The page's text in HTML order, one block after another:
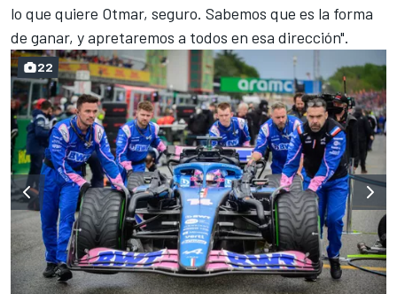
lo que quiere Otmar, seguro. Sabemos que es la forma
de ganar, y apretaremos a todos en esa dirección".
22